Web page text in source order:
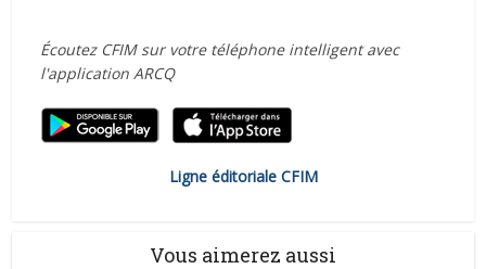
Écoutez CFIM sur votre téléphone intelligent avec
l'application ARCQ
Ligne éditoriale CFIM
Vous aimerez aussi